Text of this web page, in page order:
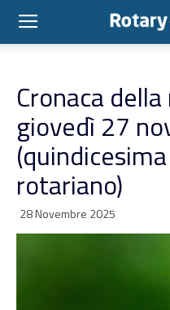
Cronaca
giovedì 27
rotariano)
28 Novembre 2025